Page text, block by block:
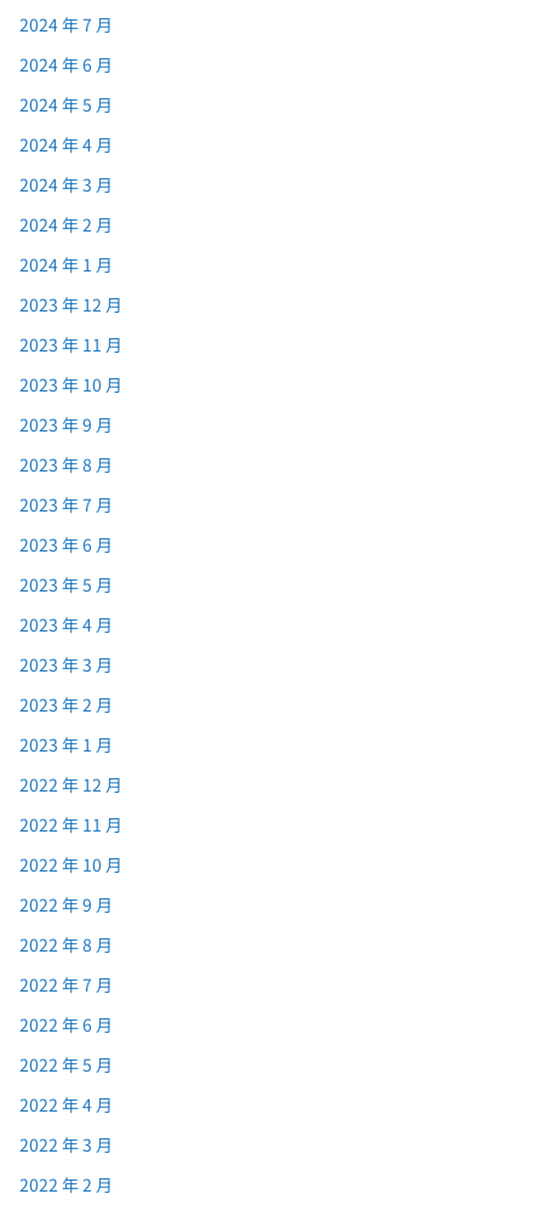
2024 年 7 月
2024 年 6 月
2024 年 5 月
2024 年 4 月
2024 年 3 月
2024 年 2 月
2024 年 1 月
2023 年 12 月
2023 年 11 月
2023 年 10 月
2023 年 9 月
2023 年 8 月
2023 年 7 月
2023 年 6 月
2023 年 5 月
2023 年 4 月
2023 年 3 月
2023 年 2 月
2023 年 1 月
2022 年 12 月
2022 年 11 月
2022 年 10 月
2022 年 9 月
2022 年 8 月
2022 年 7 月
2022 年 6 月
2022 年 5 月
2022 年 4 月
2022 年 3 月
2022 年 2 月